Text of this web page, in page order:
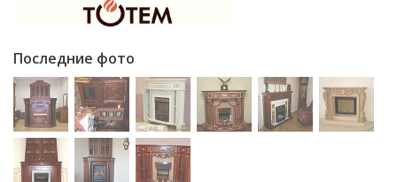
Последние фото